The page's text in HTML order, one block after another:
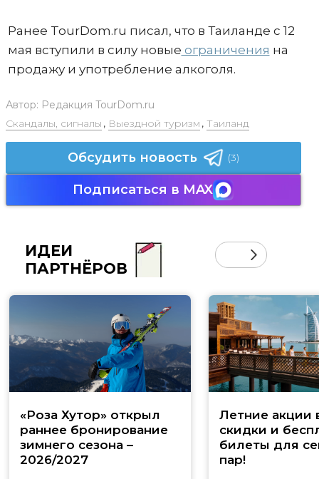
Ранее TourDom.ru писал, что в Таиланде с 12
мая вступили в силу новые ограничения на
продажу и употребление алкоголя.
Автор: Редакция TourDom.ru
Скандалы, сигналы , Выездной туризм , Таиланд
Обсудить новость (3)
Подписаться в MAX
ИДЕИ
ПАРТНЁРОВ
«Роза Хутор» открыл
раннее бронирование
зимнего сезона –
2026/2027
Летние акции
скидки и
билеты для
пар!